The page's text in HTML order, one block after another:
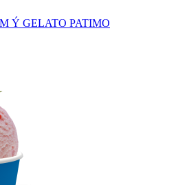
Ý GELATO PATIMO